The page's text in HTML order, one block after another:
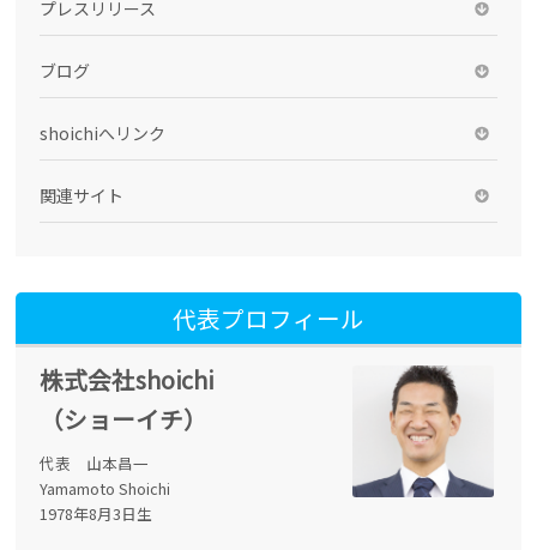
プレスリリース
ブログ
shoichiへリンク
関連サイト
代表プロフィール
株式会社shoichi
（ショーイチ）
代表 山本昌一
Yamamoto Shoichi
1978年8月3日生